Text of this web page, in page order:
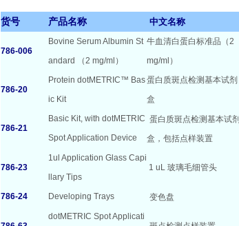
货号 产品名称 中文名称
786-006
Bovine Serum Albumin St
andard （2 mg/ml）
牛血清白蛋白标准品（2
mg/ml）
786-20
Protein dotMETRIC™ Bas
ic Kit
蛋白质斑点检测基本试剂
盒
786-21
Basic Kit, with dotMETRIC
Spot Application Device
蛋白质斑点检测基本试剂
盒，包括点样装置
786-23
1ul Application Glass Capi
llary Tips
1 uL 玻璃毛细管头
786-24 Developing Trays 变色盘
dotMETRIC Spot Applicati